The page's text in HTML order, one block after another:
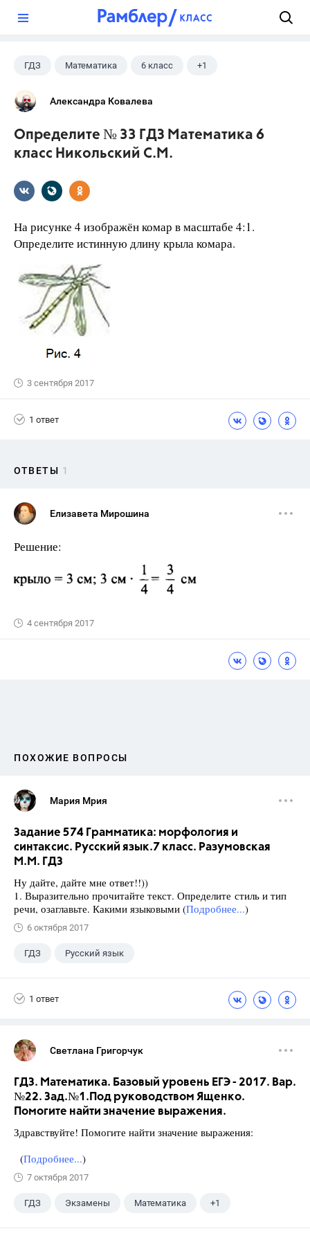
ГДЗ Математика 6 класс +1
Никольский С.М.
Александра Ковалева
Определите № 33 ГДЗ Математика 6
класс Никольский С.М.
На рисунке 4 изображён комар в масштабе 4:1.
Определите истинную длину крыла комара.
3 сентября 2017
1 ответ
ОТВЕТЫ 1
Елизавета Мирошина
Решение:
4 сентября 2017
ПОХОЖИЕ ВОПРОСЫ
Мария Мрия
Задание 574 Грамматика: морфология и
синтаксис. Русский язык.7 класс. Разумовская
М.М. ГДЗ
Ну дайте, дайте мне ответ!!))
1. Выразительно прочитайте текст. Определите стиль и тип
речи, озаглавьте. Какими языковыми (Подробнее...)
6 октября 2017
ГДЗ Русский язык
1 ответ
Светлана Григорчук
ГДЗ. Математика. Базовый уровень ЕГЭ - 2017. Вар.
№22. Зад.№1.Под руководством Ященко.
Помогите найти значение выражения.
Здравствуйте! Помогите найти значение выражения:
(Подробнее...)
7 октября 2017
ГДЗ Экзамены Математика +1